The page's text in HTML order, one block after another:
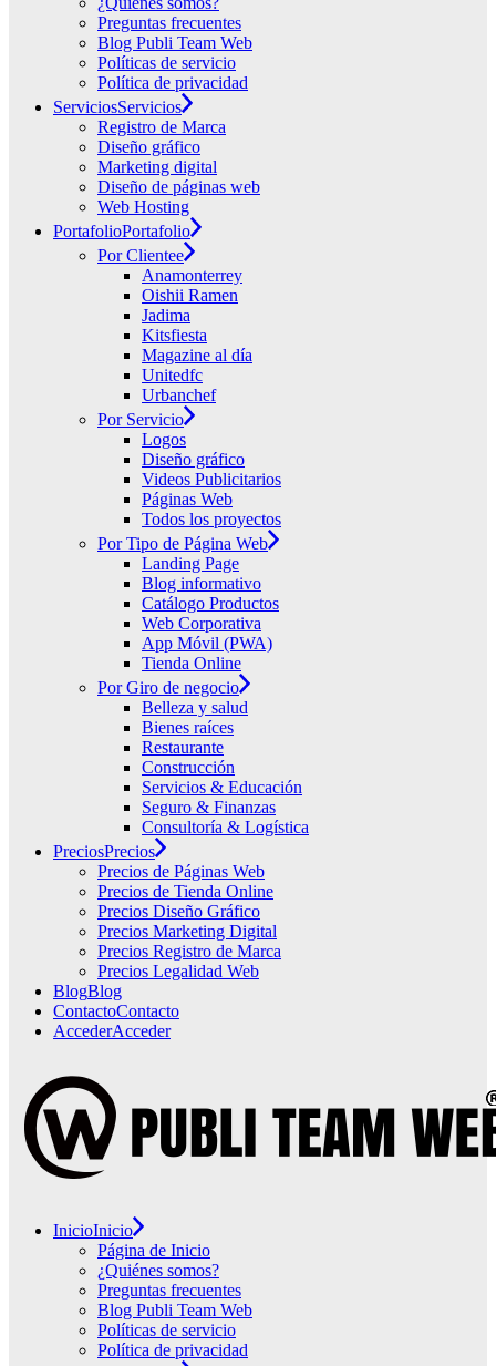
Preguntas frecuentes
Blog Publi Team Web
Políticas de servicio
Política de privacidad
ServiciosServicios
Registro de Marca
Diseño gráfico
Marketing digital
Diseño de páginas web
Web Hosting
PortafolioPortafolio
Por Clientee
Anamonterrey
Oishii Ramen
Jadima
Kitsfiesta
Magazine al día
Unitedfc
Urbanchef
Por Servicio
Logos
Diseño gráfico
Videos Publicitarios
Páginas Web
Todos los proyectos
Por Tipo de Página Web
Landing Page
Blog informativo
Catálogo Productos
Web Corporativa
App Móvil (PWA)
Tienda Online
Por Giro de negocio
Belleza y salud
Bienes raíces
Restaurante
Construcción
Servicios & Educación
Seguro & Finanzas
Consultoría & Logística
PreciosPrecios
Precios de Páginas Web
Precios de Tienda Online
Precios Diseño Gráfico
Precios Marketing Digital
Precios Registro de Marca
Precios Legalidad Web
BlogBlog
ContactoContacto
AccederAcceder
InicioInicio
Página de Inicio
¿Quiénes somos?
Preguntas frecuentes
Blog Publi Team Web
Políticas de servicio
Política de privacidad